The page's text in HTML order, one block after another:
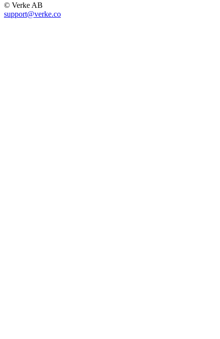
© Verke AB
support@verke.co